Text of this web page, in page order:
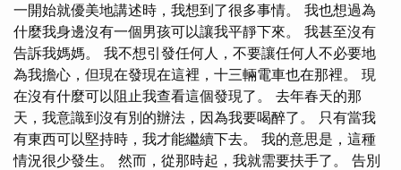
一開始就優美地講述時，我想到了很多事情。 我也想過為
什麼我身邊沒有一個男孩可以讓我平靜下來。 我甚至沒有
告訴我媽媽。 我不想引發任何人，不要讓任何人不必要地
為我擔心，但現在發現在這裡，十三輛電車也在那裡。 現
在沒有什麼可以阻止我查看這個發現了。 去年春天的那
天，我意識到沒有別的辦法，因為我要喝醉了。 只有當我
有東西可以堅持時，我才能繼續下去。 我的意思是，這種
情況很少發生。 然而，從那時起，我就需要扶手了。 告別